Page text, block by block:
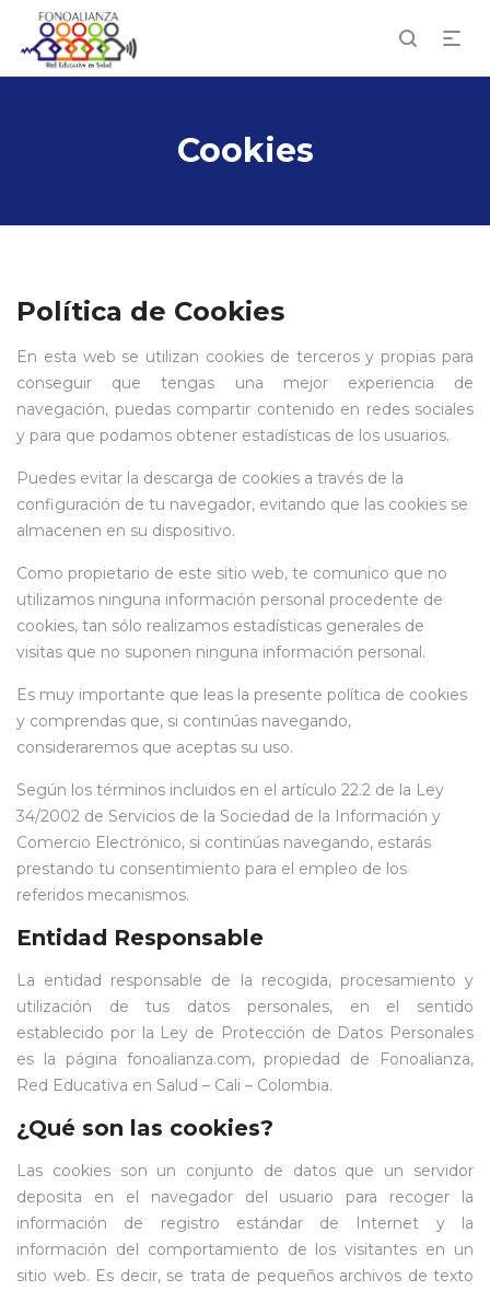
Cookies
Política de Cookies
En esta web se utilizan cookies de terceros y propias para
conseguir que tengas una mejor experiencia de
navegación, puedas compartir contenido en redes sociales
y para que podamos obtener estadísticas de los usuarios.
Puedes evitar la descarga de cookies a través de la
configuración de tu navegador, evitando que las cookies se
almacenen en su dispositivo.
Como propietario de este sitio web, te comunico que no
utilizamos ninguna información personal procedente de
cookies, tan sólo realizamos estadísticas generales de
visitas que no suponen ninguna información personal.
Es muy importante que leas la presente política de cookies
y comprendas que, si continúas navegando,
consideraremos que aceptas su uso.
Según los términos incluidos en el artículo 22.2 de la Ley
34/2002 de Servicios de la Sociedad de la Información y
Comercio Electrónico, si continúas navegando, estarás
prestando tu consentimiento para el empleo de los
referidos mecanismos.
Entidad Responsable
La entidad responsable de la recogida, procesamiento y
utilización de tus datos personales, en el sentido
establecido por la Ley de Protección de Datos Personales
es la página fonoalianza.com, propiedad de Fonoalianza,
Red Educativa en Salud – Cali – Colombia.
¿Qué son las cookies?
Las cookies son un conjunto de datos que un servidor
deposita en el navegador del usuario para recoger la
información de registro estándar de Internet y la
información del comportamiento de los visitantes en un
sitio web. Es decir, se trata de pequeños archivos de texto